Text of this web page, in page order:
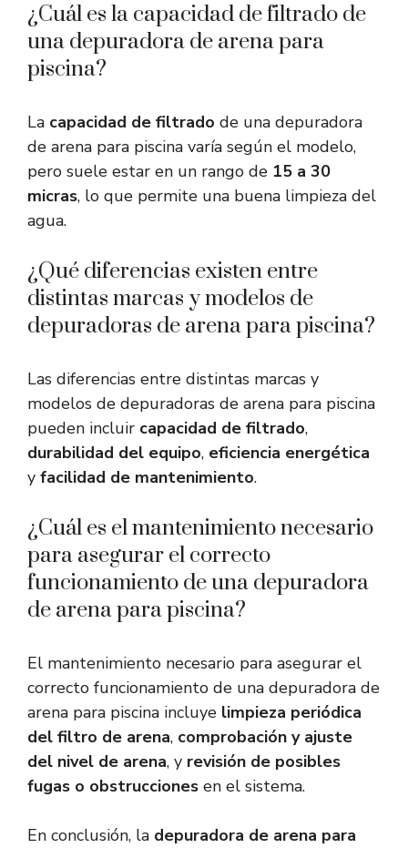
¿Cuál es la capacidad de filtrado de
una depuradora de arena para
piscina?
La capacidad de filtrado de una depuradora
de arena para piscina varía según el modelo,
pero suele estar en un rango de 15 a 30
micras, lo que permite una buena limpieza del
agua.
¿Qué diferencias existen entre
distintas marcas y modelos de
depuradoras de arena para piscina?
Las diferencias entre distintas marcas y
modelos de depuradoras de arena para piscina
pueden incluir capacidad de filtrado,
durabilidad del equipo, eficiencia energética
y facilidad de mantenimiento.
¿Cuál es el mantenimiento necesario
para asegurar el correcto
funcionamiento de una depuradora
de arena para piscina?
El mantenimiento necesario para asegurar el
correcto funcionamiento de una depuradora de
arena para piscina incluye limpieza periódica
del filtro de arena, comprobación y ajuste
del nivel de arena, y revisión de posibles
fugas o obstrucciones en el sistema.
En conclusión, la depuradora de arena para